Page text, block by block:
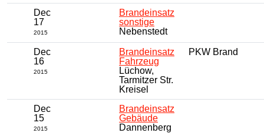
Dec
17
2015
Brandeinsatz
sonstige
Nebenstedt
Dec
16
2015
Brandeinsatz
Fahrzeug
Lüchow,
Tarmitzer Str.
Kreisel
PKW Brand
Dec
15
2015
Brandeinsatz
Gebäude
Dannenberg